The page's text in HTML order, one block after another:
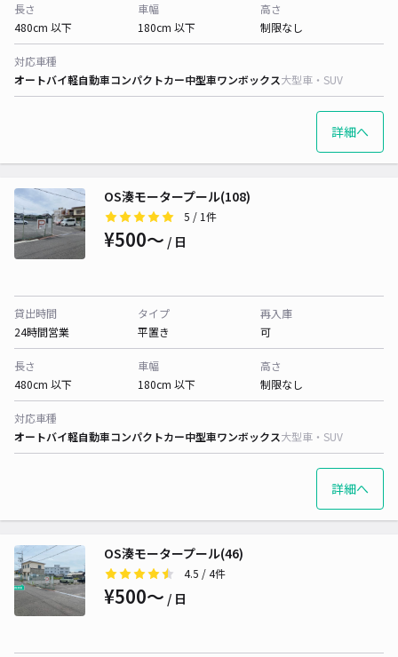
長さ
480cm 以下
車幅
180cm 以下
高さ
制限なし
対応車種
オートバイ軽自動車コンパクトカー中型車ワンボックス大型車・SUV
詳細へ
OS湊モータープール(108)
5 / 1件
¥500〜 / 日
貸出時間
24時間営業
タイプ
平置き
再入庫
可
長さ
480cm 以下
車幅
180cm 以下
高さ
制限なし
対応車種
オートバイ軽自動車コンパクトカー中型車ワンボックス大型車・SUV
詳細へ
OS湊モータープール(46)
4.5 / 4件
¥500〜 / 日